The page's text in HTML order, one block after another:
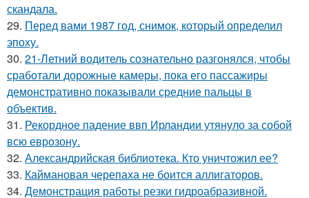
скандала.
29. Перед вами 1987 год, снимок, который определил
эпоху.
30. 21-Летний водитель сознательно разгонялся, чтобы
сработали дорожные камеры, пока его пассажиры
демонстративно показывали средние пальцы в
объектив.
31. Рекордное падение ввп Ирландии утянуло за собой
всю еврозону.
32. Александрийская библиотека. Кто уничтожил ее?
33. Каймановая черепаха не боится аллигаторов.
34. Демонстрация работы резки гидроабразивной.